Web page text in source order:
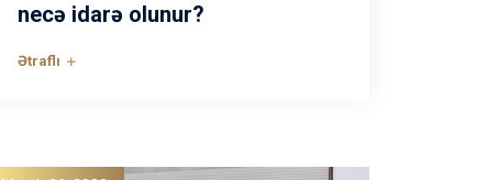
necə idarə olunur?
Ətraflı